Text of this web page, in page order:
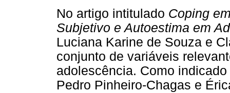
No artigo intitulado Coping
Subjetivo e Autoestima em
Luciana Karine de Souza e
conjunto de variáveis
adolescência. Como
Pedro Pinheiro-Chagas e